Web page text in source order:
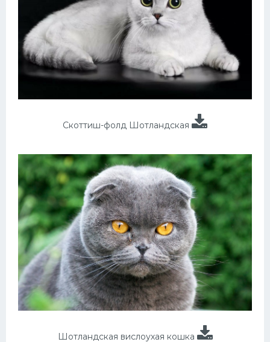
Скоттиш-фолд Шотландская
Шотландская вислоухая кошка